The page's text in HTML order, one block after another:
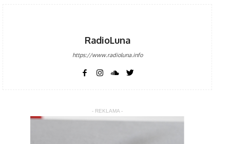
RadioLuna
https://www.radioluna.info
- REKLAMA -